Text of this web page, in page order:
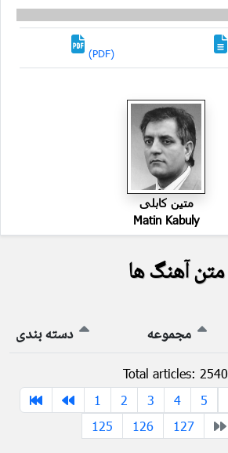
(PDF)
متین کابلی
Matin Kabuly
متن آهنگ ها
مجموعه دسته بندی
Total articles: 2540
1
2 3 4 5
125
126 127